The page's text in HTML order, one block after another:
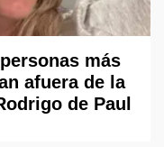
más
afuera de la
de Paul